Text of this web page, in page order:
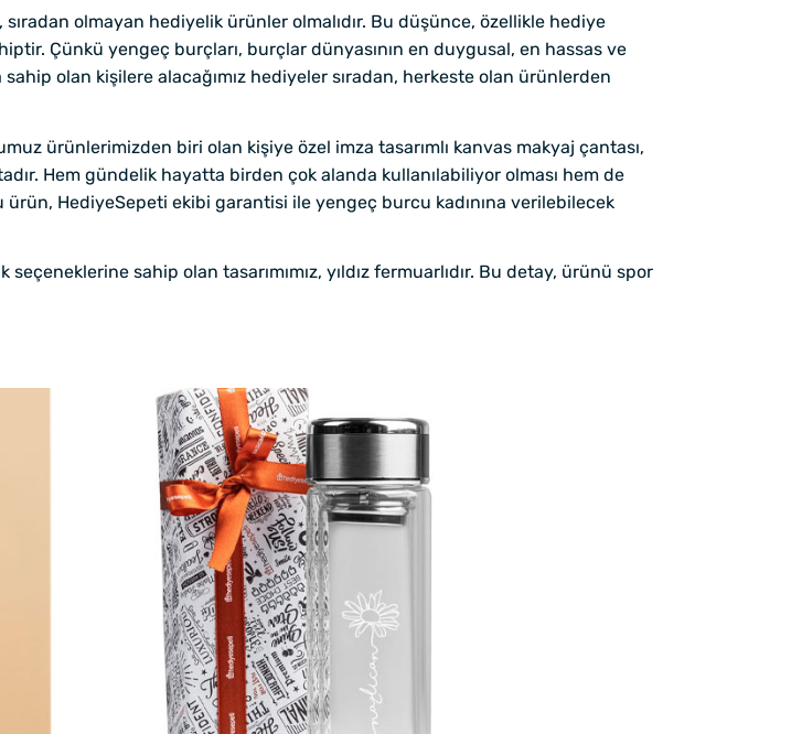
sıradan olmayan hediyelik ürünler olmalıdır. Bu düşünce, özellikle hediye
Çünkü yengeç burçları, burçlar dünyasının en duygusal, en hassas ve
olan kişilere alacağımız hediyeler sıradan, herkeste olan ürünlerden
ürünlerimizden biri olan kişiye özel imza tasarımlı kanvas makyaj çantası,
Hem gündelik hayatta birden çok alanda kullanılabiliyor olması hem de
HediyeSepeti ekibi garantisi ile yengeç burcu kadınına verilebilecek
sahip olan tasarımımız, yıldız fermuarlıdır. Bu detay, ürünü spor